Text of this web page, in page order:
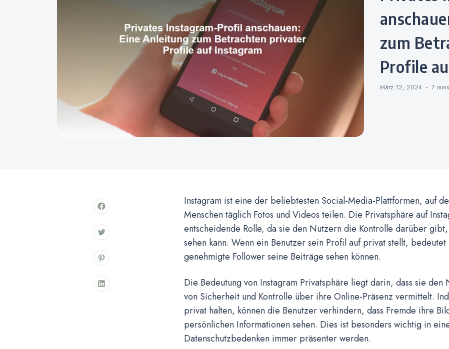
zum
Profile
März 12, 2024 7 mins
Instagram ist eine der beliebtesten Social-Media-Plattformen, auf
Menschen täglich Fotos und Videos teilen. Die Privatsphäre auf
entscheidende Rolle, da sie den Nutzern die Kontrolle darüber
sehen kann. Wenn ein Benutzer sein Profil auf privat stellt, bedeutet
genehmigte Follower seine Beiträge sehen können.
Die Bedeutung von Instagram Privatsphäre liegt darin, dass sie den
von Sicherheit und Kontrolle über ihre Online-Präsenz vermittelt.
privat halten, können die Benutzer verhindern, dass Fremde ihre
persönlichen Informationen sehen. Dies ist besonders wichtig in
Datenschutzbedenken immer präsenter werden.